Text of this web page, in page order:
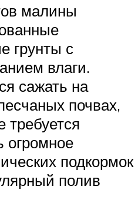
малины
грунты с
влаги.
сажать на
почвах,
требуется
огромное
подкормок
полив